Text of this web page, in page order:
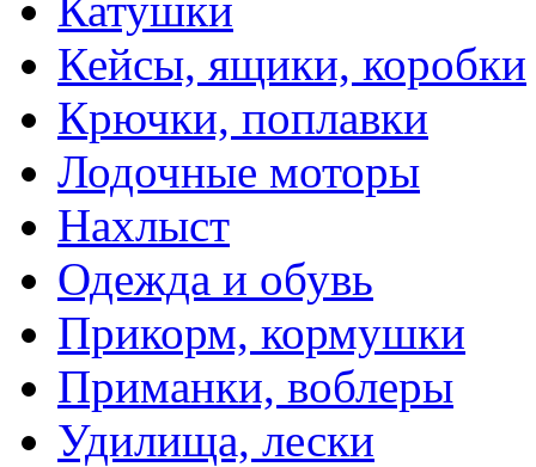
Кейсы, ящики, коробки
Крючки, поплавки
Лодочные моторы
Нахлыст
Одежда и обувь
Прикорм, кормушки
Приманки, воблеры
Удилища, лески